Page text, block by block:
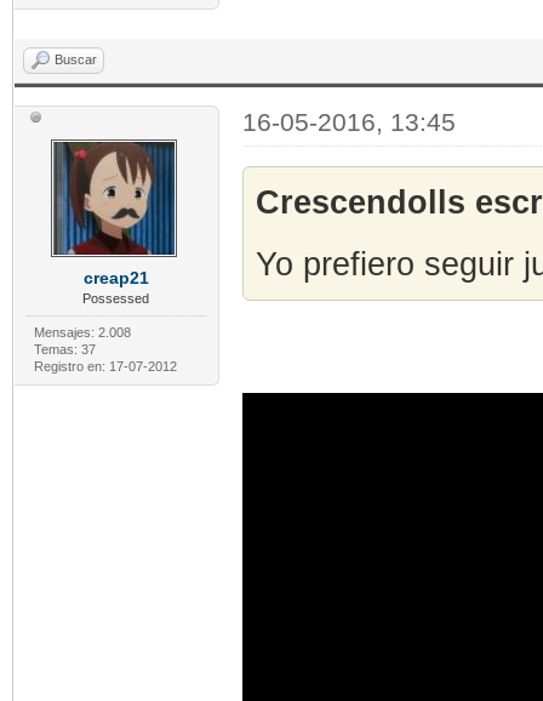
Buscar
creap21
Possessed
Mensajes: 2.008
Temas: 37
Registro en: 17-07-2012
16-05-2016, 13:45
Crescendolls
Yo prefiero seguir